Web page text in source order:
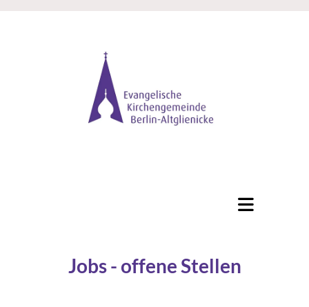
Jobs - offene Stellen